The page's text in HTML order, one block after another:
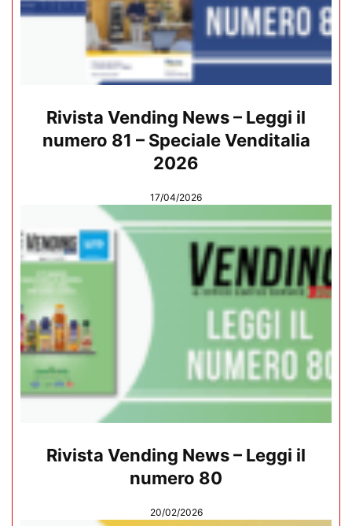
Rivista Vending News – Leggi il
numero 81 – Speciale Venditalia
2026
17/04/2026
Rivista Vending News – Leggi il
numero 80
20/02/2026